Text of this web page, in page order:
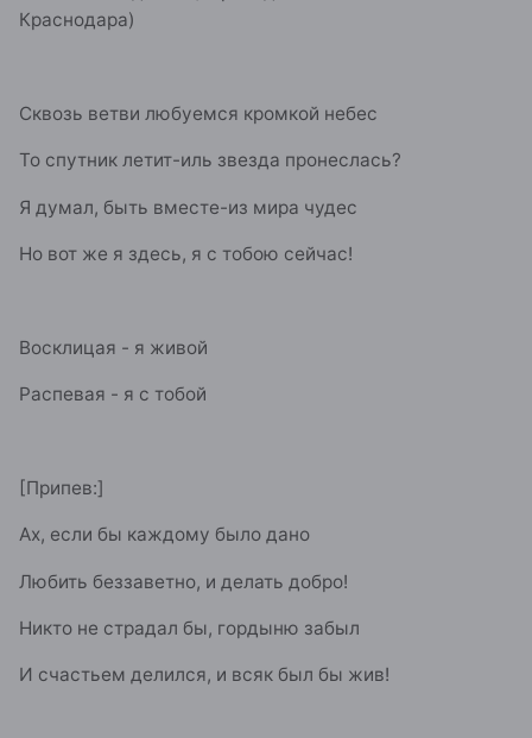
Краснодара)
Сквозь ветви любуемся кромкой небес
То спутник летит-иль звезда пронеслась?
Я думал, быть вместе-из мира чудес
Но вот же я здесь, я с тобою сейчас!
Восклицая - я живой
Распевая - я с тобой
[Припев:]
Ах, если бы каждому было дано
Любить беззаветно, и делать добро!
Никто не страдал бы, гордыню забыл
И счастьем делился, и всяк был бы жив!